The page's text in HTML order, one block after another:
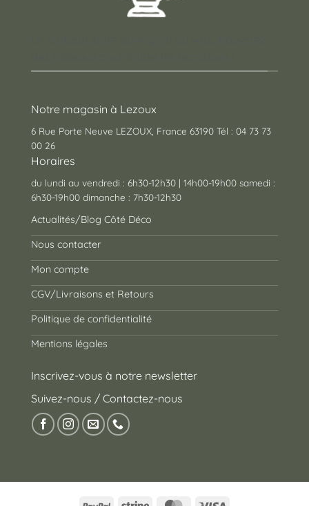
Notre magasin à Lezoux
6 Rue Porte Neuve LEZOUX, France 63190 Tél : 04 73 73
00 26
Horaires
du lundi au vendredi : 6h30-12h30 | 14h00-19h00 samedi :
6h30-19h00 dimanche : 7h30-12h30
Actualités/Blog Côté Déco
Nous contacter
Mon compte
CGV/Livraisons et Retours
Politique de confidentialité
Mentions légales
Inscrivez-vous à notre newsletter
Suivez-nous / Contactez-nous